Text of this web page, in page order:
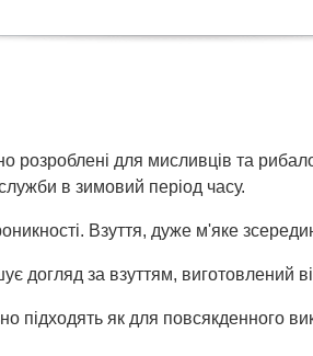
розроблені для мисливців та
в зимовий період часу.
Взуття, дуже м'яке
за взуттям, виготовлений
підходять як для повсякденного